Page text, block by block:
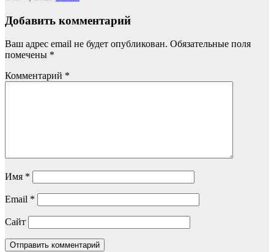
Добавить комментарий
Ваш адрес email не будет опубликован. Обязательные поля
помечены *
Комментарий *
Имя *
Email *
Сайт